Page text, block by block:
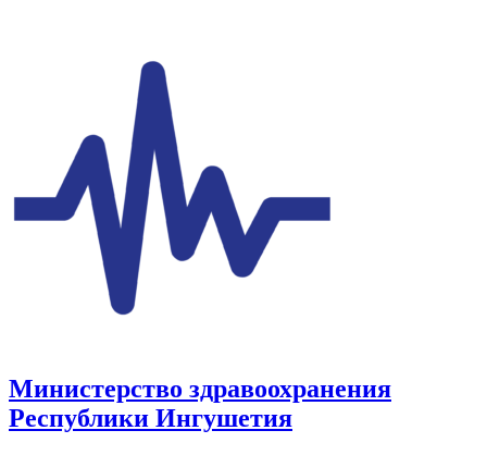
Министерство здравоохранения
Республики Ингушетия